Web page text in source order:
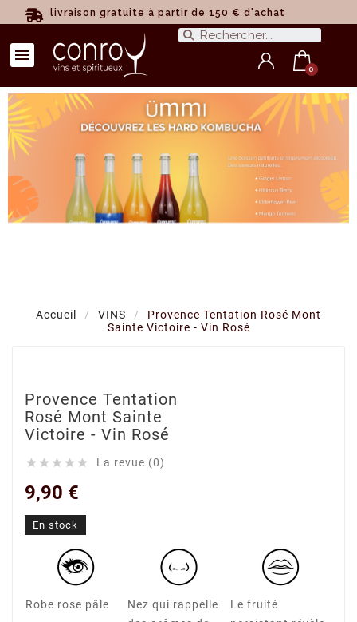
livraison gratuite à partir de 150 € d'achat
Accueil VINS
Provence Tentation Rosé Mont
Sainte Victoire - Vin Rosé
Provence Tentation
Rosé Mont Sainte
Victoire - Vin Rosé
     La revue (0)
9,90 €
En stock
Robe rose pâle
Nez qui rappelle
Le fruité